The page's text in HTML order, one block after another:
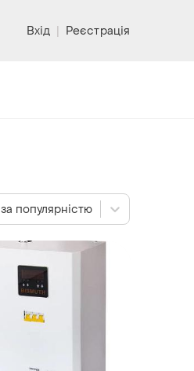
Вхід | Реєстрація
за популярністю